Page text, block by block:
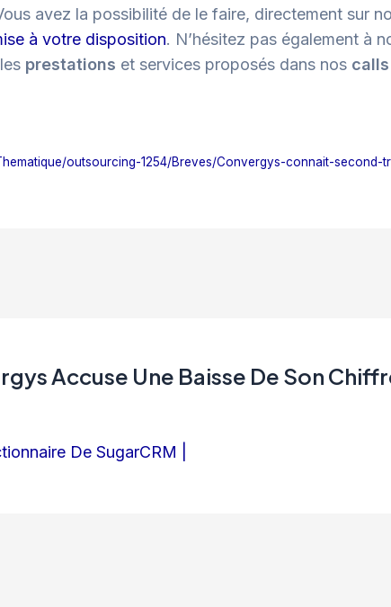
avez la possibilité de le faire, directement sur
à votre disposition. N’hésitez pas également à
prestations et services proposés dans nos
outsourcing-1254/Breves/Convergys-connait-second-
Accuse Une Baisse De Son
De SugarCRM |